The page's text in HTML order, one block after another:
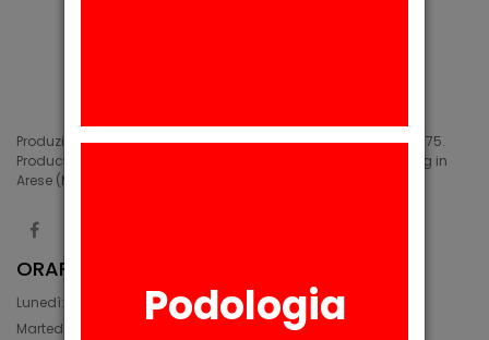
Produzione di siliconi medicali e industriali in Arese (MI) dal 1975.
Production of medical and industrial silicones. Manufacturing in
Arese (MI) since 1975.
ORARIO
Lunedì: 08:30 - 12:30, 14:00 - 17:45
Martedì: 08:30 - 12:30, 14:00 - 17:00Podologia